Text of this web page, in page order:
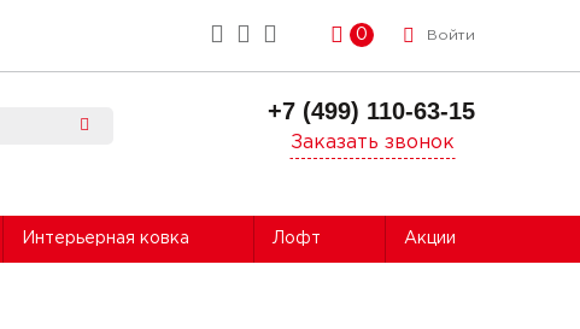
0 Войти
+7 (499) 110-63-15
Заказать звонок
Интерьерная ковка Лофт Акции